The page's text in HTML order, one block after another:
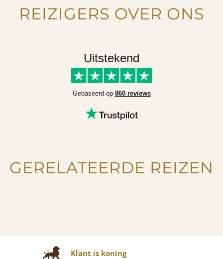
REIZIGERS OVER ONS
Uitstekend
Gebaseerd op 860 reviews
GERELATEERDE REIZEN
Klant is koning